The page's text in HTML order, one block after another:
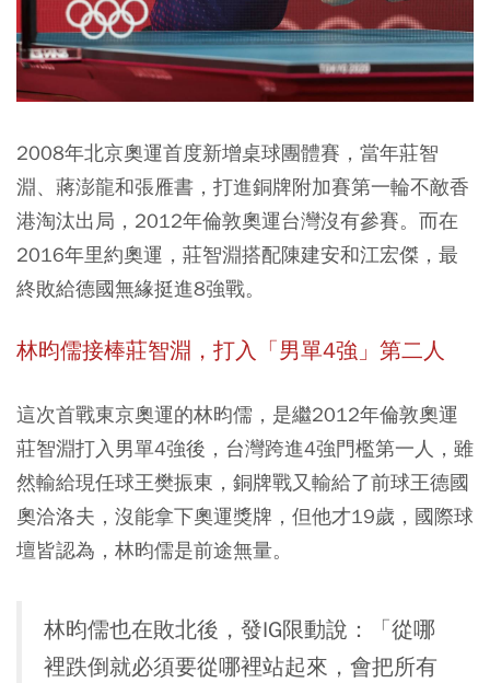
2008年北京奧運首度新增桌球團體賽，當年莊智
淵、蔣澎龍和張雁書，打進銅牌附加賽第一輪不敵香
港淘汰出局，2012年倫敦奧運台灣沒有參賽。而在
2016年里約奧運，莊智淵搭配陳建安和江宏傑，最
終敗給德國無緣挺進8強戰。
林昀儒接棒莊智淵，打入「男單4強」第二人
這次首戰東京奧運的林昀儒，是繼2012年倫敦奧運
莊智淵打入男單4強後，台灣跨進4強門檻第一人，雖
然輸給現任球王樊振東，銅牌戰又輸給了前球王德國
奧洽洛夫，沒能拿下奧運獎牌，但他才19歲，國際球
壇皆認為，林昀儒是前途無量。
林昀儒也在敗北後，發IG限動說：「從哪
裡跌倒就必須要從哪裡站起來，會把所有